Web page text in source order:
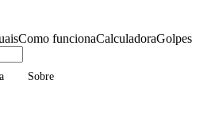
Como funcionaCalculadoraGolpes
Sobre